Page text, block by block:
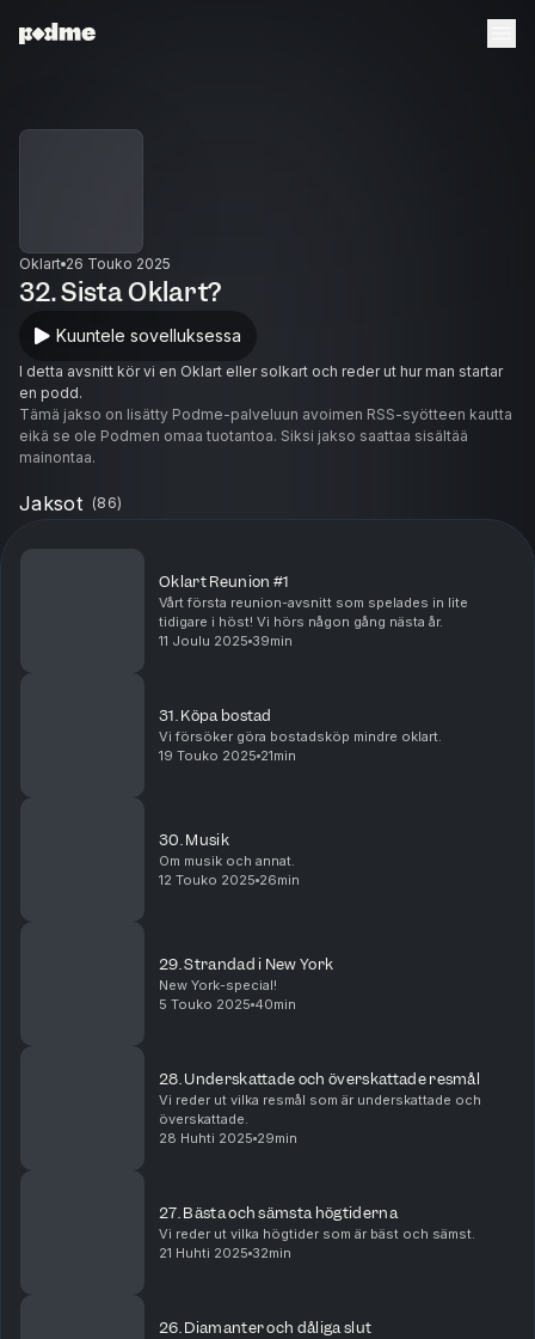
Oklart 26 Touko 2025
32. Sista Oklart?
Kuuntele sovelluksessa
I detta avsnitt kör vi en Oklart eller solkart och reder ut hur man startar
en podd.
Tämä jakso on lisätty Podme-palveluun avoimen RSS-syötteen kautta
eikä se ole Podmen omaa tuotantoa. Siksi jakso saattaa sisältää
mainontaa.
Jaksot (86)
Oklart Reunion #1
Vårt första reunion-avsnitt som spelades in lite
tidigare i höst! Vi hörs någon gång nästa år.
11 Joulu 2025 39min
31. Köpa bostad
Vi försöker göra bostadsköp mindre oklart.
19 Touko 2025 21min
30. Musik
Om musik och annat.
12 Touko 2025 26min
29. Strandad i New York
New York-special!
5 Touko 2025 40min
28. Underskattade och överskattade resmål
Vi reder ut vilka resmål som är underskattade och
överskattade.
28 Huhti 2025 29min
27. Bästa och sämsta högtiderna
Vi reder ut vilka högtider som är bäst och sämst.
21 Huhti 2025 32min
26. Diamanter och dåliga slut